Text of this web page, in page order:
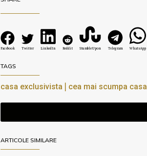
Facebook Twitter LinkedIn Reddit StumbleUpon Telegram WhatsApp
TAGS
casa exclusivista cea mai scumpa casa
ARTICOLE SIMILARE